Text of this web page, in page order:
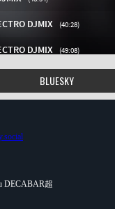
BLUESKY